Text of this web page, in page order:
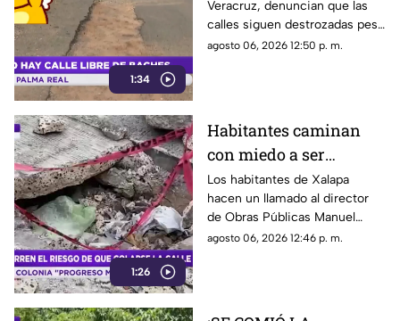
1:34
a vecinos de Palma
Real en Veracruz
Veracruz, denuncian que las
calles siguen destrozadas pese
a las promesas de reparación y
agosto 06, 2026 12:50 p. m.
1:26
Habitantes caminan
con miedo a ser
tragados por
TREMENDA GRIETA en
Xalapa
Los habitantes de Xalapa
hacen un llamado al director
de Obras Públicas Manuel
Caudillo, a que se dé una
agosto 06, 2026 12:46 p. m.